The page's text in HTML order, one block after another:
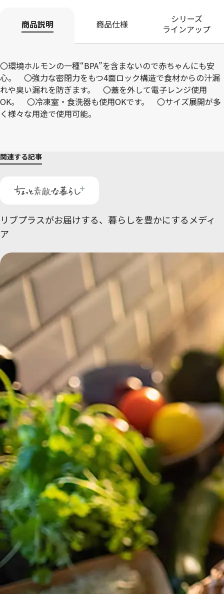
商品説明 商品仕様
シリーズ
ラインアップ
〇環境ホルモンの一種“BPA”を含まないので赤ちゃんにも安
心。 〇強力な密閉力をもつ4面ロック構造で食材からの汁漏
れや臭い漏れを防ぎます。 〇蓋を外して電子レンジ使用
OK。 〇冷凍室・食洗器も使用OKです。 〇サイズ展開が多
く様々な用途で使用可能。
関連する記事
リブプラスがお届けする、 暮らしを豊かにするメディ
ア